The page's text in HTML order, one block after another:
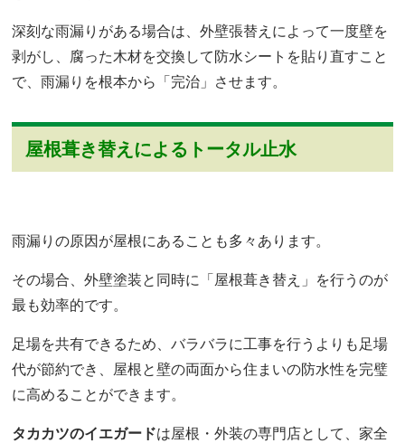
深刻な雨漏りがある場合は、外壁張替えによって一度壁を
剥がし、腐った木材を交換して防水シートを貼り直すこと
で、雨漏りを根本から「完治」させます。
屋根葺き替えによるトータル止水
雨漏りの原因が屋根にあることも多々あります。
その場合、外壁塗装と同時に「屋根葺き替え」を行うのが
最も効率的です。
足場を共有できるため、バラバラに工事を行うよりも足場
代が節約でき、屋根と壁の両面から住まいの防水性を完璧
に高めることができます。
タカカツのイエガードは屋根・外装の専門店として、家全